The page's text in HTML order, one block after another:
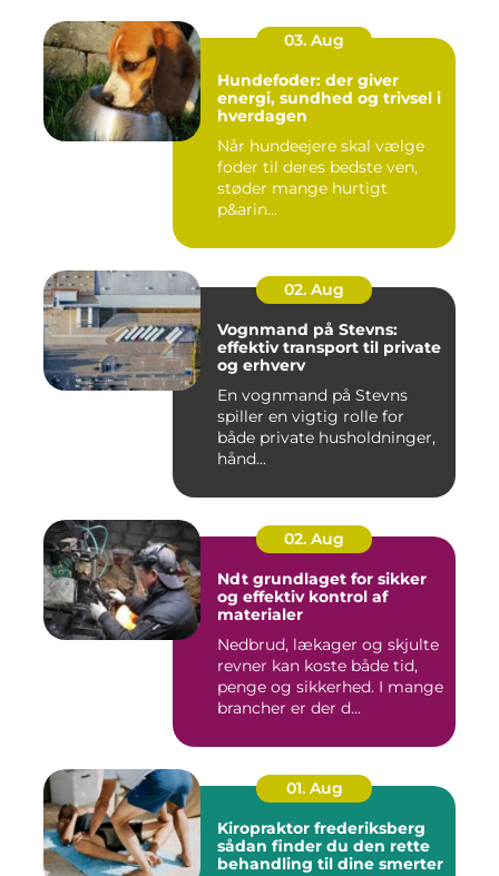
03. Aug
Hundefoder: der giver
energi, sundhed og trivsel i
hverdagen
Når hundeejere skal vælge
foder til deres bedste ven,
støder mange hurtigt
p&arin...
02. Aug
Vognmand på Stevns:
effektiv transport til private
og erhverv
En vognmand på Stevns
spiller en vigtig rolle for
både private husholdninger,
hånd...
02. Aug
Ndt grundlaget for sikker
og effektiv kontrol af
materialer
Nedbrud, lækager og skjulte
revner kan koste både tid,
penge og sikkerhed. I mange
brancher er der d...
01. Aug
Kiropraktor frederiksberg
sådan finder du den rette
behandling til dine smerter